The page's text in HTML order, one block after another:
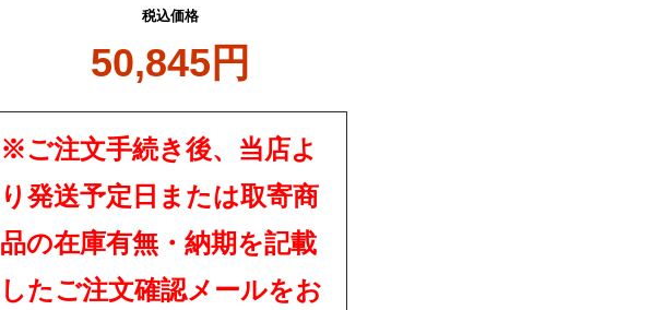
税込価格
50,845円
※ご注文手続き後、当店よ
り発送予定日または取寄商
品の在庫有無・納期を記載
したご注文確認メールをお